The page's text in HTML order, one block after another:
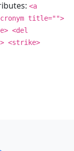
<a
title="">
<del
<strike>